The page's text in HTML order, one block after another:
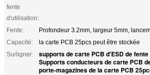
fente
d'utilisation:
Fente:
Profondeur 3.2mm, largeur 5mm,
Capacité:
la carte PCB 25pcs peut être stockée
Surligner:
supports de carte PCB d'ESD de fente
Supports conducteurs de carte PCB
porte-magazines de la carte PCB